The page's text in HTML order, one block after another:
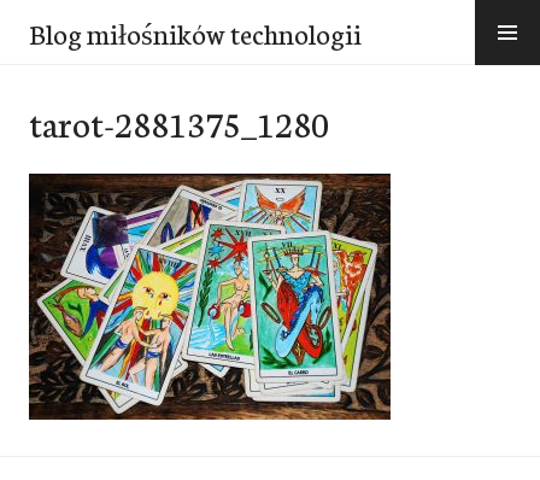
Blog miłośników technologii
tarot-2881375_1280